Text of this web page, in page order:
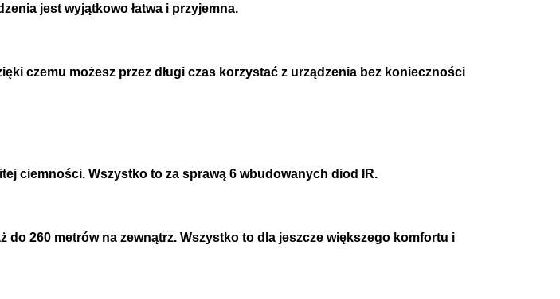
jest wyjątkowo łatwa i przyjemna.
czemu możesz przez długi czas korzystać z urządzenia bez konieczności
ciemności. Wszystko to za sprawą 6 wbudowanych diod IR.
260 metrów na zewnątrz. Wszystko to dla jeszcze większego komfortu i